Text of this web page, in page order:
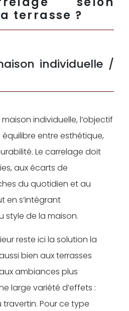
terrasse ?
individuelle /
individuelle, l’objectif
entre esthétique,
Le carrelage doit
aux écarts de
du quotidien et au
en s’intégrant
style de la maison.
reste ici la solution la
bien aux terrasses
ambiances plus
large variété d’effets :
Pour ce type